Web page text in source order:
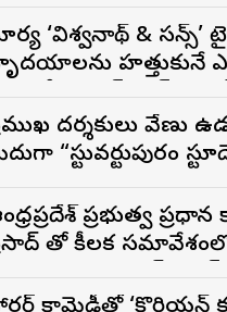
‘విశ్వనాథ్ & సన్స్’
హత్తుకునే
దర్శకులు వేణు
“స్టువర్టుపురం
ప్రభుత్వ
కీలక సమావేశంలో పాల్గొన్న
ఎండి విశ్వనాథన్,